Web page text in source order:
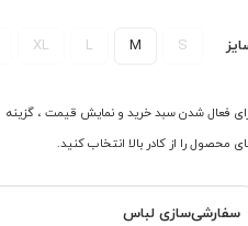
S
M
L
XL
فعال شدن سبد خرید و نمایش قیمت ، گزینه
محصول را از کادر بالا انتخاب کنید.
سفارشی‌سازی لباس